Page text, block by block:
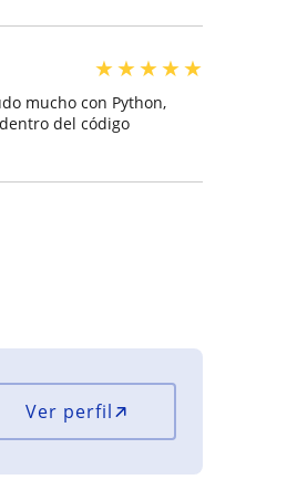
★★★★★
mucho con Python,
del código
Ver perfil